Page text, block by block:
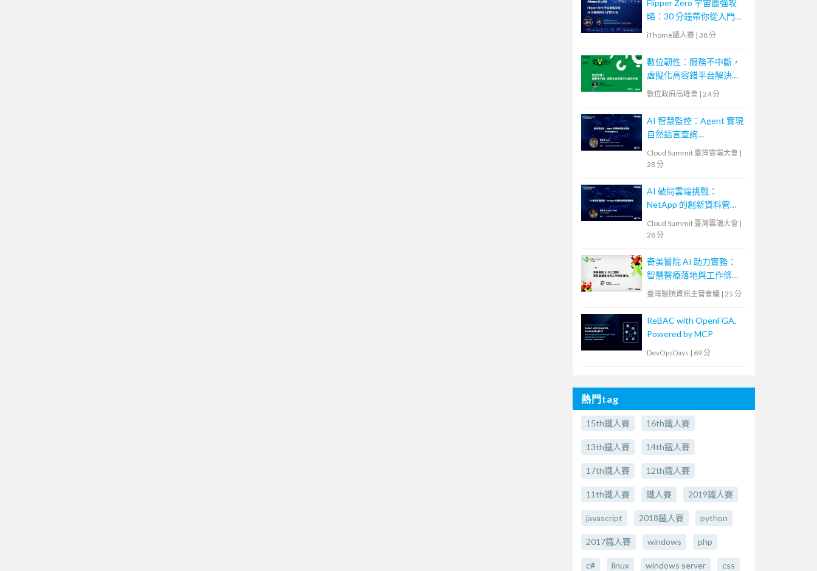
Flipper Zero 宇宙最強攻
略：30 分鐘帶你從入門到
iThome鐵人賽 | 38 分
數位韌性：服務不中斷，
虛擬化高容錯平台解決方
案
數位政府高峰會 | 24 分
AI 智慧監控：Agent 實現
自然語言查詢
Cloud Summit 臺灣雲端大會 |
28 分
AI 破局雲端挑戰：
NetApp 的創新資料管理
Cloud Summit 臺灣雲端大會 |
28 分
奇美醫院 AI 助力實務：
智慧醫療落地與工作條件
優化
臺灣醫院資訊主管會議 | 25 分
ReBAC with OpenFGA,
Powered by MCP
DevOpsDays | 69 分
熱門tag
15th鐵人賽 16th鐵人賽
13th鐵人賽 14th鐵人賽
17th鐵人賽 12th鐵人賽
11th鐵人賽 鐵人賽 2019鐵人賽
javascript 2018鐵人賽 python
2017鐵人賽 windows php
c# linux windows server css